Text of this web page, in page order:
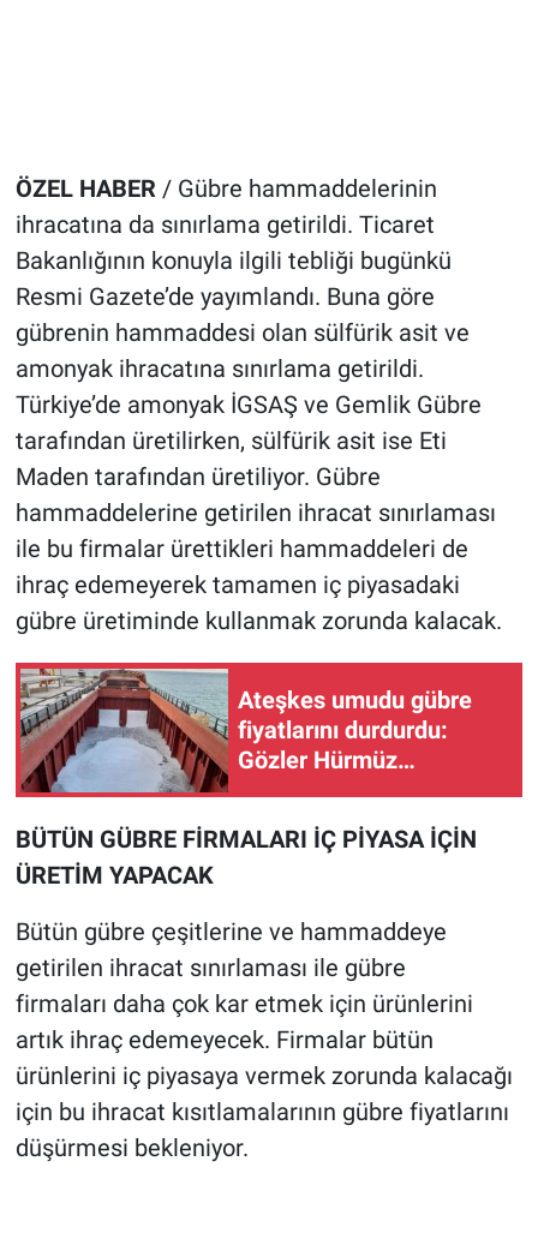
ÖZEL HABER/ Gübre hammaddelerinin
ihracatına da sınırlama getirildi. Ticaret
Bakanlığının konuyla ilgili tebliği bugünkü
Resmi Gazete’de yayımlandı. Buna göre
gübrenin hammaddesi olan sülfürik asit ve
amonyak ihracatına sınırlama getirildi.
Türkiye’de amonyak İGSAŞ ve Gemlik Gübre
tarafından üretilirken, sülfürik asit ise Eti
Maden tarafından üretiliyor. Gübre
hammaddelerine getirilen ihracat sınırlaması
ile bu firmalar ürettikleri hammaddeleri de
ihraç edemeyerek tamamen iç piyasadaki
gübre üretiminde kullanmak zorunda kalacak.
Ateşkes umudu gübre
fiyatlarını durdurdu:
Gözler Hürmüz
Boğazı'nda
BÜTÜN GÜBRE FİRMALARI İÇ PİYASA İÇİN
ÜRETİM YAPACAK
Bütün gübre çeşitlerine ve hammaddeye
getirilen ihracat sınırlaması ile gübre
firmaları daha çok kar etmek için ürünlerini
artık ihraç edemeyecek. Firmalar bütün
ürünlerini iç piyasaya vermek zorunda kalacağı
için bu ihracat kısıtlamalarının gübre fiyatlarını
düşürmesi bekleniyor.